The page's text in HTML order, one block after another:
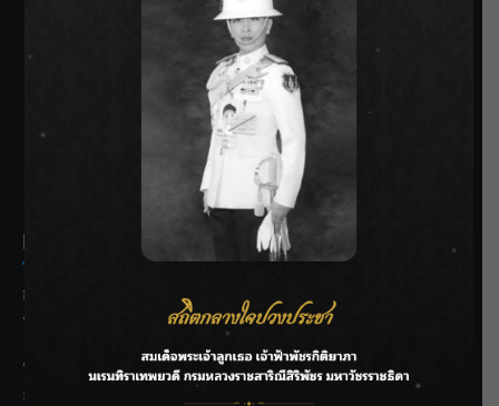
SIAMRATH VARIETY
THE BEST ENTERTAINMENT
Recent Posts
กรมชลฯ รับฟังประชาชน ติดตามแก้ปัญหาโครงการประตู
ระบายน้ำศรีสองรักฯ
‘แมน การิน’ แชร์ความเชื่อชวนคิด! “อยากกินอะไรหลังจาก
ลาโลกนี้ ให้ใส่บาตรสิ่งนั้นไว้ตอนยังมีชีวิต”